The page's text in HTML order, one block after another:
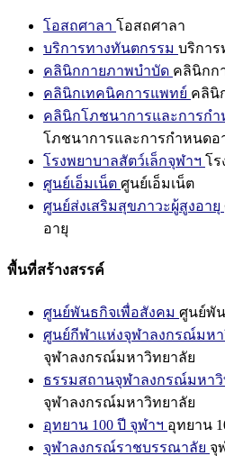
โอสถศาลา โอสถศาลา
บริการทางทันตกรรม บริการ
คลินิกกายภาพบำบัด คลินิกก
คลินิกเทคนิคการแพทย์ คลินิ
คลินิกโภชนาการและการกำ
โภชนาการและการกำหนดอ
โรงพยาบาลสัตว์เล็กจุฬาฯ โร
ศูนย์เอ็มเน็ต ศูนย์เอ็มเน็ต
ศูนย์ส่งเสริมสุขภาวะผู้สูงอายุ
อายุ
พื้นที่สร้างสรรค์
ศูนย์พันธกิจเพื่อสังคม ศูนย์พั
ศูนย์กีฬาแห่งจุฬาลงกรณ์มหา
จุฬาลงกรณ์มหาวิทยาลัย
ธรรมสถานจุฬาลงกรณ์มหาวิ
จุฬาลงกรณ์มหาวิทยาลัย
อุทยาน 100 ปี จุฬาฯ อุทยาน
จุฬาลงกรณ์ราชบรรณาลัย จุ